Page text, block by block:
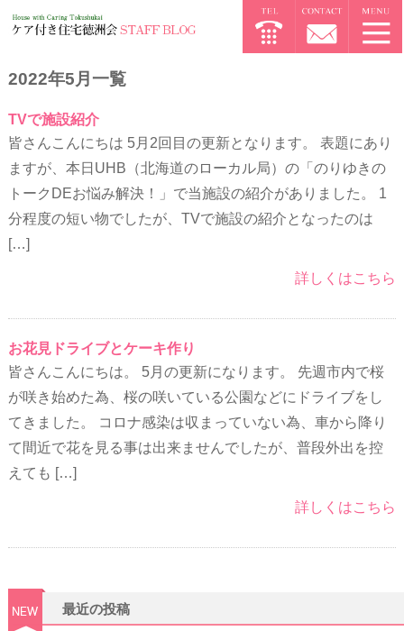
2022年5月一覧
TVで施設紹介
皆さんこんにちは 5月2回目の更新となります。 表題にあり
ますが、本日UHB（北海道のローカル局）の「のりゆきの
トークDEお悩み解決！」で当施設の紹介がありました。 1
分程度の短い物でしたが、TVで施設の紹介となったのは
[…]
詳しくはこちら
お花見ドライブとケーキ作り
皆さんこんにちは。 5月の更新になります。 先週市内で桜
が咲き始めた為、桜の咲いている公園などにドライブをし
てきました。 コロナ感染は収まっていない為、車から降り
て間近で花を見る事は出来ませんでしたが、普段外出を控
えても […]
詳しくはこちら
最近の投稿